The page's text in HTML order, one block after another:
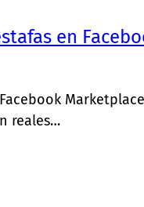
en
reales…